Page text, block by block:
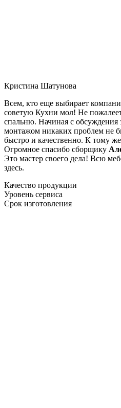
Кристина Шатунова
Всем, кто еще выбирает
советую Кухни мол! Не
спальню. Начиная с обсуждения
монтажом никаких проблем не
быстро и качественно. К тому
Огромное спасибо сборщику
Это мастер своего дела! Всю
здесь.
Качество продукции
Уровень сервиса
Срок изготовления